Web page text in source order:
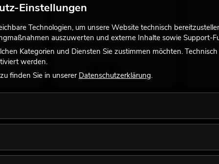
No. 51914996
129,00€
Einstellungen
Technologien, um unsere Website technisch
auszuwerten und externe Inhalte sowie Support-
Kategorien und Diensten Sie zustimmen möchten.
werden.
finden Sie in unserer Datenschutzerklärung.